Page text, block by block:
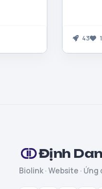
43
Định
Biolink · Website · Ứng